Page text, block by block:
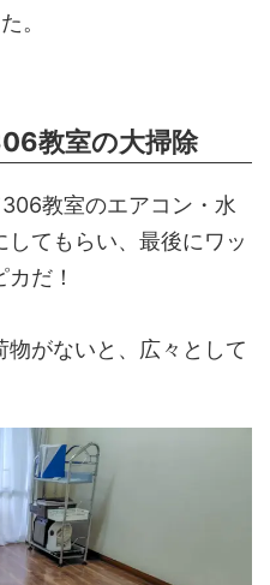
。
教室の大掃除
教室のエアコン・水
てもらい、最後にワッ
だ！
がないと、広々として